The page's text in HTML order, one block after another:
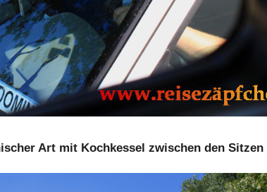
Art mit Kochkessel zwischen den Sitzen